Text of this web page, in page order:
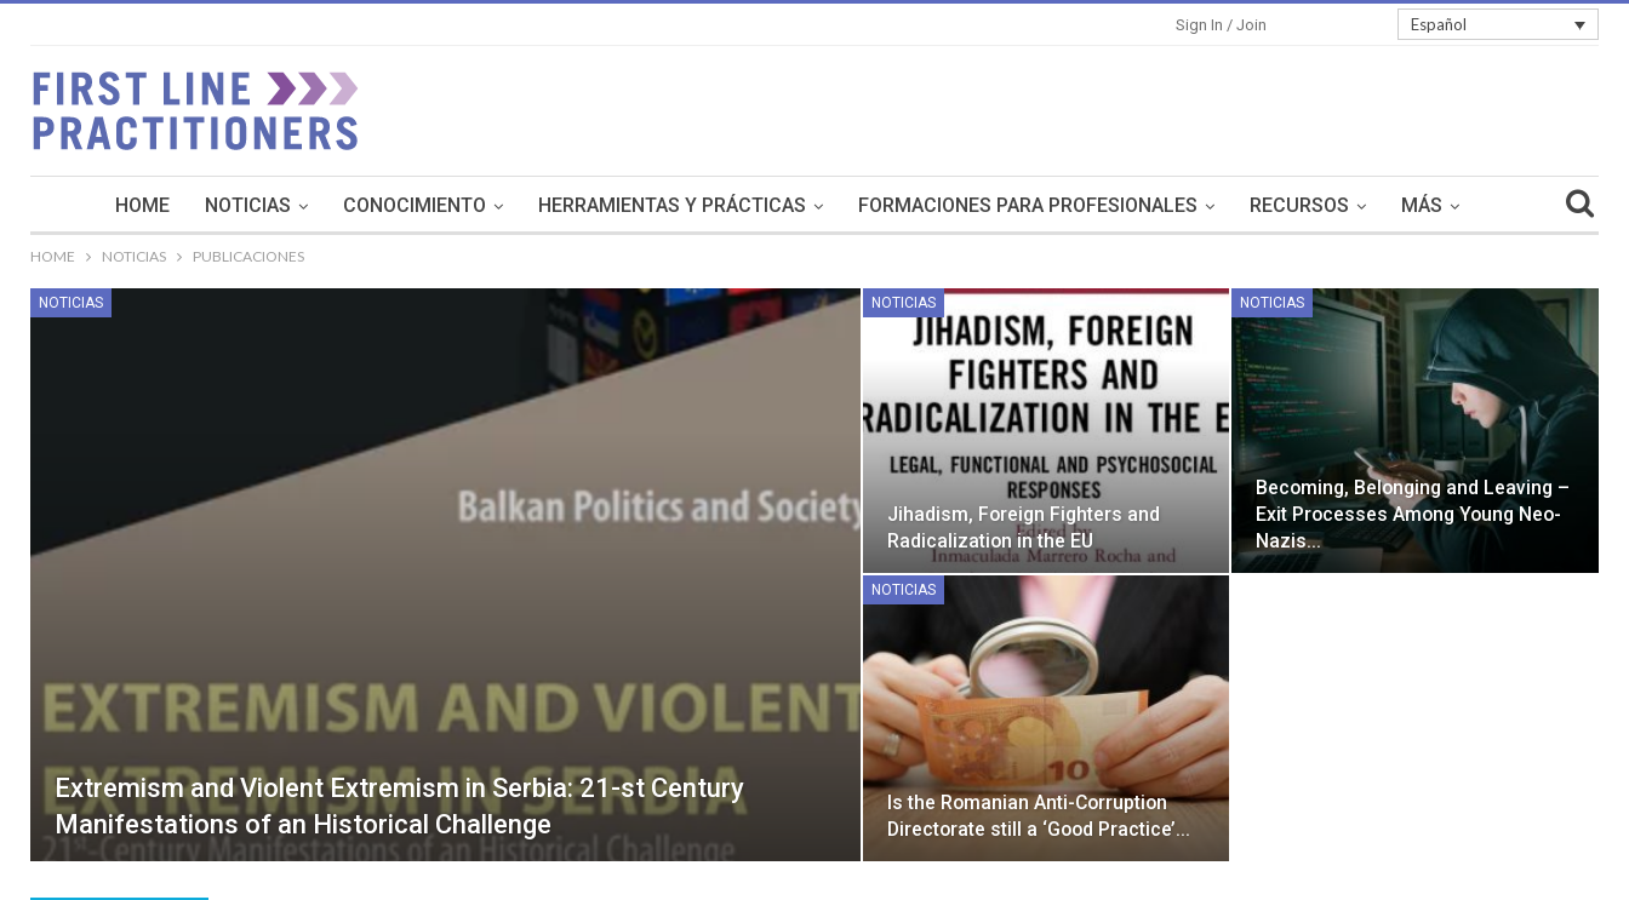
Español
Sign In / Join
HOME NOTICIAS CONOCIMIENTO HERRAMIENTAS Y PRÁCTICAS FORMACIONES PARA PROFESIONALES RECURSOS MÁS
HOME NOTICIAS PUBLICACIONES
NOTICIAS
Extremism and Violent Extremism in Serbia: 21-st Century
Manifestations of an Historical Challenge
NOTICIAS
Jihadism, Foreign Fighters and
Radicalization in the EU
NOTICIAS
Becoming, Belonging and Leaving –
Exit Processes Among Young Neo-
Nazis…
NOTICIAS
Is the Romanian Anti-Corruption
Directorate still a ‘Good Practice’…